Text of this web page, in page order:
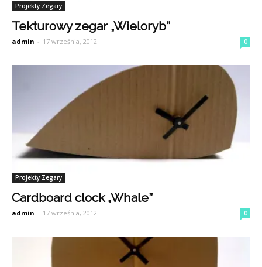
Projekty Zegary
Tekturowy zegar „Wieloryb”
admin - 17 września, 2012 0
Projekty Zegary
Cardboard clock „Whale”
admin - 17 września, 2012 0